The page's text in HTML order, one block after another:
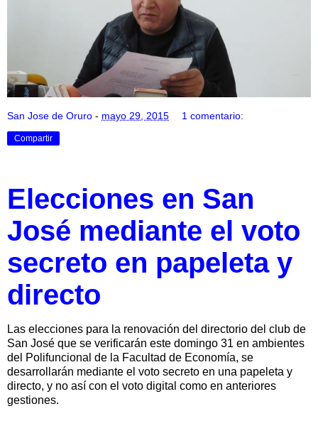
San Jose de Oruro - mayo 29, 2015 1 comentario:
Compartir
Elecciones en San
José mediante el voto
secreto en papeleta y
directo
Las elecciones para la renovación del directorio del club de
San José que se verificarán este domingo 31 en ambientes
del Polifuncional de la Facultad de Economía, se
desarrollarán mediante el voto secreto en una papeleta y
directo, y no así con el voto digital como en anteriores
gestiones.